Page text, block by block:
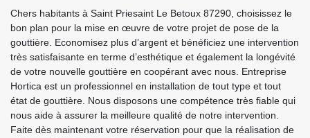
Chers habitants à Saint Priesaint Le Betoux 87290, choisissez le
bon plan pour la mise en œuvre de votre projet de pose de la
gouttière. Economisez plus d’argent et bénéficiez une intervention
très satisfaisante en terme d’esthétique et également la longévité
de votre nouvelle gouttière en coopérant avec nous. Entreprise
Hortica est un professionnel en installation de tout type et tout
état de gouttière. Nous disposons une compétence très fiable qui
nous aide à assurer la meilleure qualité de notre intervention.
Faite dès maintenant votre réservation pour que la réalisation de